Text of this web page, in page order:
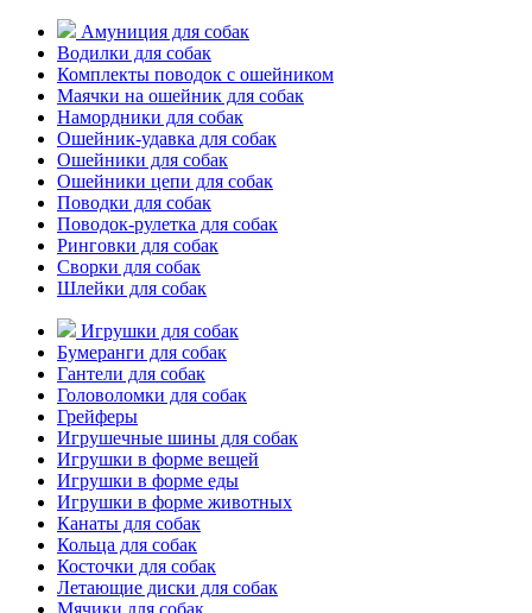
Амуниция для собак
Водилки для собак
Комплекты поводок с ошейником
Маячки на ошейник для собак
Намордники для собак
Ошейник-удавка для собак
Ошейники для собак
Ошейники цепи для собак
Поводки для собак
Поводок-рулетка для собак
Ринговки для собак
Сворки для собак
Шлейки для собак
Игрушки для собак
Бумеранги для собак
Гантели для собак
Головоломки для собак
Грейферы
Игрушечные шины для собак
Игрушки в форме вещей
Игрушки в форме еды
Игрушки в форме животных
Канаты для собак
Кольца для собак
Косточки для собак
Летающие диски для собак
Мячики для собак